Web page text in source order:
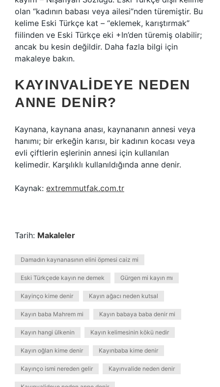
olan “kadının babası veya ailesi”nden türemiştir. Bu
kelime Eski Türkçe kat – “eklemek, karıştırmak”
fiilinden ve Eski Türkçe eki +In’den türemiş olabilir;
ancak bu kesin değildir. Daha fazla bilgi için
makaleye bakın.
KAYINVALIDEYE NEDEN
ANNE DENIR?
Kaynana, kaynana anası, kaynananın annesi veya
hanımı; bir erkeğin karısı, bir kadının kocası veya
evli çiftlerin eşlerinin annesi için kullanılan
kelimedir. Karşılıklı kullanıldığında anne denir.
Kaynak: extremmutfak.com.tr
Tarih: Makaleler
Damadın kaynanasının elini öpmesi caiz mi
Eski Türkçede kayın ne demek Gürgen mi kayın mı
Kayinço kime denir Kayın ağacı neden kutsal
Kayın baba Mahrem mi Kayın babaya baba denir mi
Kayın hangi ülkenin Kayın kelimesinin kökü nedir
Kayın oğlan kime denir Kayınbaba kime denir
Kayınço ismi nereden gelir Kayınvalide neden denir